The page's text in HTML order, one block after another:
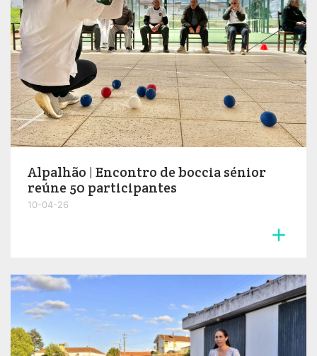
Alpalhão | Encontro de boccia sénior
reúne 50 participantes
10-04-26
